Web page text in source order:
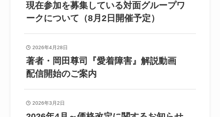
現在参加を募集している対面グループワ
ークについて（8月2日開催予定）
2026年4月28日
著者・岡田尊司『愛着障害』解説動画
配信開始のご案内
2026年3月2日